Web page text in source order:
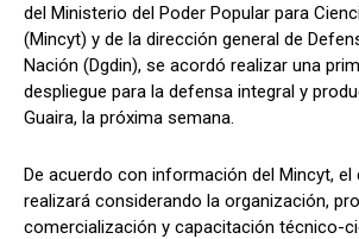
del Ministerio del Poder Popular para
(Mincyt) y de la dirección general de
Nación (Dgdin), se acordó realizar una
despliegue para la defensa integral y
Guaira, la próxima semana.
De acuerdo con información del Mincyt, el
realizará considerando la organización,
comercialización y capacitación técnico-